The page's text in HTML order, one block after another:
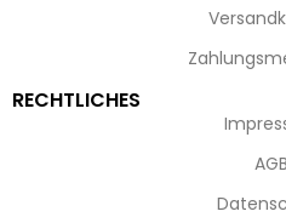
RECHTLICHES
AGB